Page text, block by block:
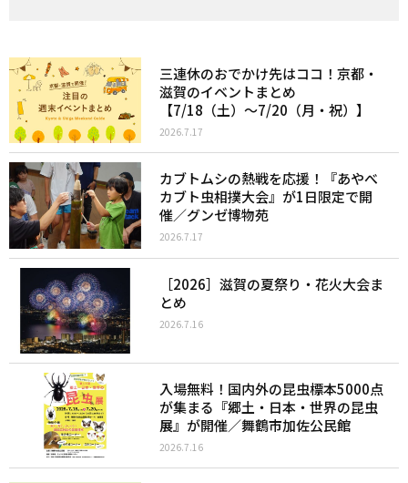
三連休のおでかけ先はココ！京都・
滋賀のイベントまとめ
【7/18（土）〜7/20（月・祝）】
2026.7.17
カブトムシの熱戦を応援！『あやべ
カブト虫相撲大会』が1日限定で開
催／グンゼ博物苑
2026.7.17
［2026］滋賀の夏祭り・花火大会ま
とめ
2026.7.16
入場無料！国内外の昆虫標本5000点
が集まる『郷土・日本・世界の昆虫
展』が開催／舞鶴市加佐公民館
2026.7.16